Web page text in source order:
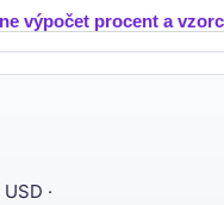
výpočet procent a
·